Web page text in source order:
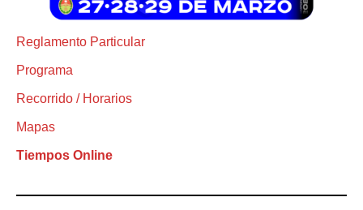
Reglamento Particular
Programa
Recorrido / Horarios
Mapas
Tiempos Online